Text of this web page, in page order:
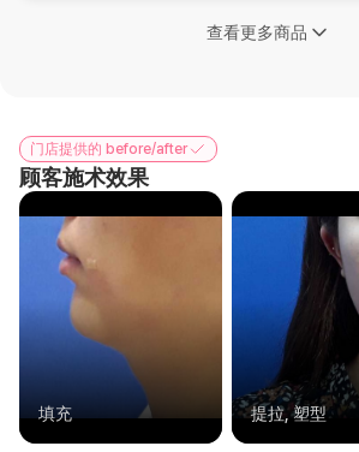
查看更多商品
门店提供的 before/after
顾客施术效果
填充 提拉, 塑型